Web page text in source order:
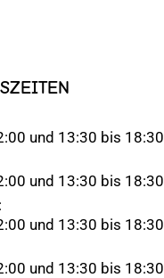
und 13:30 bis 18:30
und 13:30 bis 18:30
und 13:30 bis 18:30
und 13:30 bis 18:30